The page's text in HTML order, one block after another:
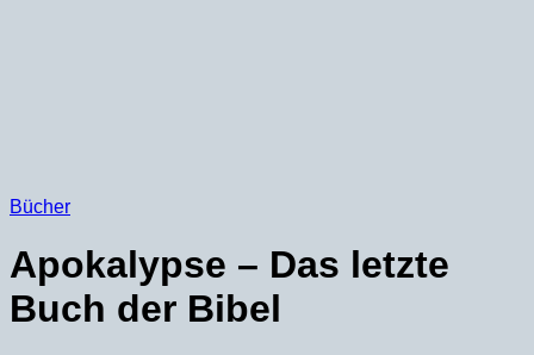
Bücher
Apokalypse – Das letzte
Buch der Bibel